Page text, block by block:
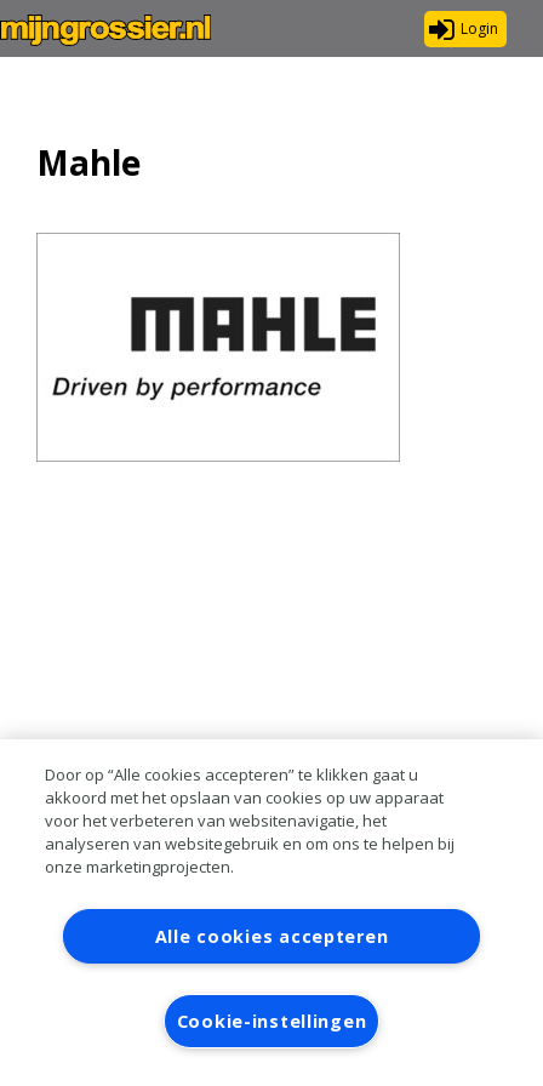
Login
Mahle
Contact Account aanvragen
Inloggen
RAI bestanden
Privacy
Algemene
voorwaarden
Verwerkersovereenkomst
Door op “Alle cookies accepteren” te klikken gaat u
akkoord met het opslaan van cookies op uw apparaat
voor het verbeteren van websitenavigatie, het
analyseren van websitegebruik en om ons te helpen bij
onze marketingprojecten.
Alle cookies accepteren
Cookie-instellingen